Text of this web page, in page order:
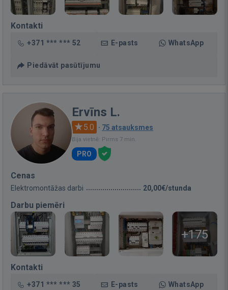
Kontakti
+371 *** *** 52 E-pasts WhatsApp
Piedāvāt pasūtījumu
Ervīns L.
5.0 · 75 atsauksmes
Bija vietnē: Pirms 7 min.
PRO
Cenas
Elektromontāžas darbi 20,00€/stunda
Darbu piemēri
+175
Kontakti
+371 *** *** 35 E-pasts WhatsApp